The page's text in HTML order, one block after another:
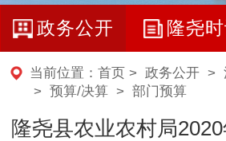
政务公开 隆尧
当前位置： 首页 > 政务公开>
> 预算/决算> 部门预算
隆尧县农业农村局